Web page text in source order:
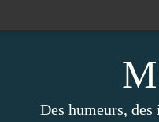
Des humeurs,